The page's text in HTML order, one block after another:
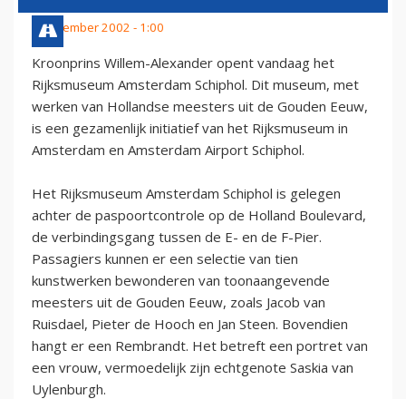
9 november 2002 - 1:00
Kroonprins Willem-Alexander opent vandaag het
Rijksmuseum Amsterdam Schiphol. Dit museum, met
werken van Hollandse meesters uit de Gouden Eeuw,
is een gezamenlijk initiatief van het Rijksmuseum in
Amsterdam en Amsterdam Airport Schiphol.
Het Rijksmuseum Amsterdam Schiphol is gelegen
achter de paspoortcontrole op de Holland Boulevard,
de verbindingsgang tussen de E- en de F-Pier.
Passagiers kunnen er een selectie van tien
kunstwerken bewonderen van toonaangevende
meesters uit de Gouden Eeuw, zoals Jacob van
Ruisdael, Pieter de Hooch en Jan Steen. Bovendien
hangt er een Rembrandt. Het betreft een portret van
een vrouw, vermoedelijk zijn echtgenote Saskia van
Uylenburgh.